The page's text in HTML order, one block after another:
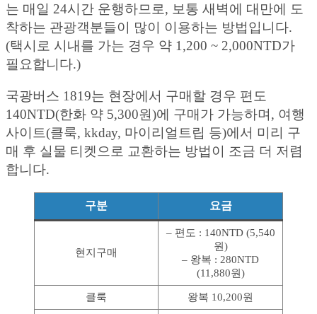
는 매일 24시간 운행하므로, 보통 새벽에 대만에 도
착하는 관광객분들이 많이 이용하는 방법입니다.
(택시로 시내를 가는 경우 약 1,200 ~ 2,000NTD가
필요합니다.)
국광버스 1819는 현장에서 구매할 경우 편도
140NTD(한화 약 5,300원)에 구매가 가능하며, 여행
사이트(클룩, kkday, 마이리얼트립 등)에서 미리 구
매 후 실물 티켓으로 교환하는 방법이 조금 더 저렴
합니다.
구분 요금
현지구매
– 편도 : 140NTD (5,540
원)
– 왕복 : 280NTD
(11,880원)
클룩 왕복 10,200원